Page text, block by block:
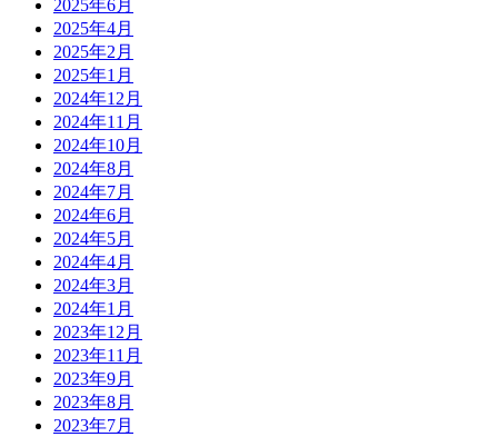
2025年6月
2025年4月
2025年2月
2025年1月
2024年12月
2024年11月
2024年10月
2024年8月
2024年7月
2024年6月
2024年5月
2024年4月
2024年3月
2024年1月
2023年12月
2023年11月
2023年9月
2023年8月
2023年7月